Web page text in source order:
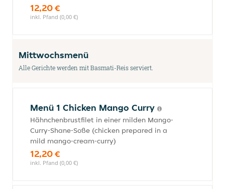
12,20 €
inkl. Pfand (0,00 €)
Mittwochsmenü
Alle Gerichte werden mit Basmati-Reis serviert.
Menü 1 Chicken Mango Curry
Hähnchenbrustfilet in einer milden Mango-
Curry-Shane-Soße (chicken prepared in a
mild mango-cream-curry)
12,20 €
inkl. Pfand (0,00 €)